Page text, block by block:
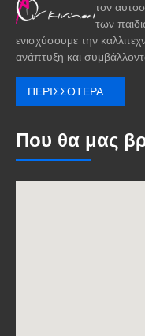
τον
των
ενισχύσουμε την
ανάπτυξη και
ΠΕΡΙΣΣΌΤΕΡΑ...
Που θα μας